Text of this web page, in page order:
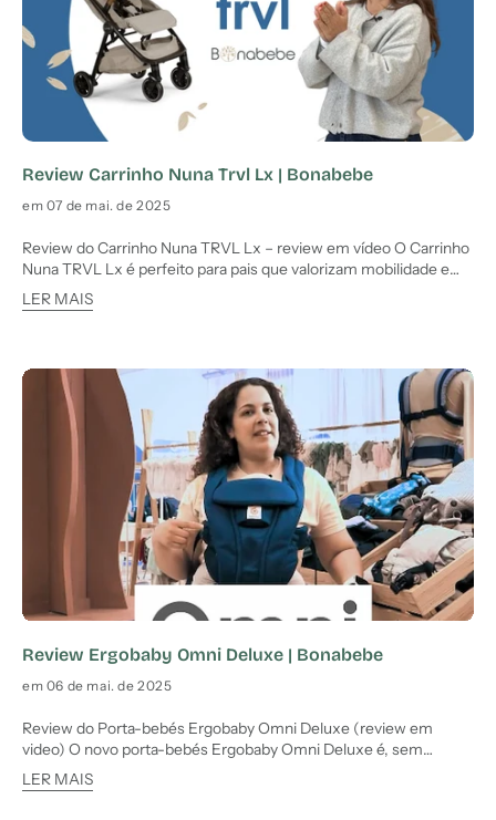
Review Carrinho Nuna Trvl Lx | Bonabebe
em 07 de mai. de 2025
Review do Carrinho Nuna TRVL Lx – review em vídeo O Carrinho
Nuna TRVL Lx é perfeito para pais que valorizam mobilidade e
praticidade. Ultra compacto, é ideal como carrinho de segunda
idade, mas também funciona bem como principal em ambientes
LER MAIS
Review Ergobaby Omni Deluxe | Bonabebe
em 06 de mai. de 2025
Review do Porta-bebés Ergobaby Omni Deluxe (review em
video) O novo porta-bebés Ergobaby Omni Deluxe é, sem
dúvida, a solução ideal para pais que procuram uma alternativa
prática e confortável ao carrinho tradicional, sobretudo quando o
LER MAIS